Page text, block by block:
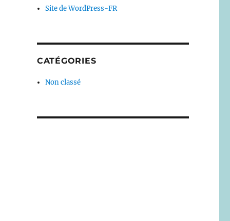
Site de WordPress-FR
CATÉGORIES
Non classé